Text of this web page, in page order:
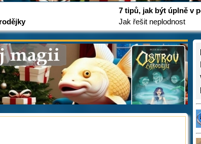
7 tipů, jak být úplně v
Jak řešit neplodnost